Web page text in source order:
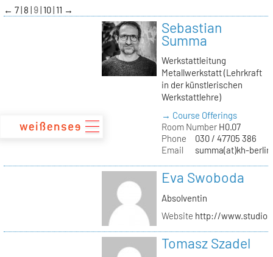
zum
Inhalt
← 7 8 9 10 11 →
Sebastian
Summa
Werkstattleitung
Metallwerkstatt (Lehrkraft
in der künstlerischen
Werkstattlehre)
→ Course Offerings
Room NumberH0.07
Phone
030 / 47705 386
Email
summa(at)kh-
Eva Swoboda
Absolventin
Website http://
Tomasz Szadel